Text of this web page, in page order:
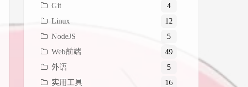
Git
4
Linux
12
NodeJS
5
Web前端
49
外语
5
实用工具
16